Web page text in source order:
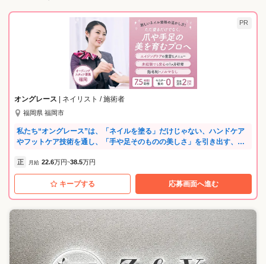
PR
オングレース | ネイリスト / 施術者
福岡県 福岡市
私たち“オングレース”は、「ネイルを塗る」だけじゃない、ハンドケア
やフットケア技術を通し、「手や足そのものの美しさ」を引き出す、他
「デジャヴュ」「オペラ」「ハトムギ化粧水」など、ヒット商品を手掛
ける大手化粧品メーカーピアスグループの一員です。人気ブランドを手
掛ける安定企業だからこそ、充実した福利厚生をご用意しています。 ⭐
経験が浅くても、ブランクがあってもOK ネイリストの資格をお持ちで
通し、知識もスキルもしっかり身につけられます。 ⭐洗練された接客ス
キルが身につく 私たちのお店は、全て百貨店に展開しています。だから
こそ、施術のスキルだけでなく、高級感を感じられる接客の技術もしっ
かりレクチャーします。 ⭐オン・オフのメリハリよく活躍！ 施術は完全
予約制のため、残業は１カ月に45分程度。長時間の残業が発生すること
正 月給 22.6万円~38.5万円
キープする 応募画面へ進む